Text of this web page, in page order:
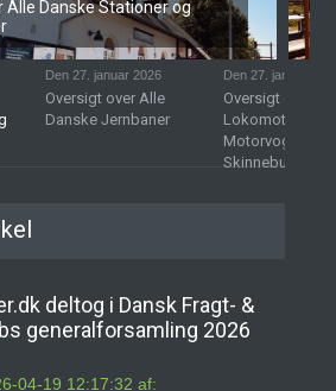
Alle Danske Stationer og
Den 27. januar 2026
Oversigt over Alle
Danske Jernbaner
Den 27. januar
Oversigt over
Lokomotiver,
Motorvogne og
Skinnebusser
deltog i Dansk Fragt- &
generalforsamling 2026
04-19 12:17:32 af: